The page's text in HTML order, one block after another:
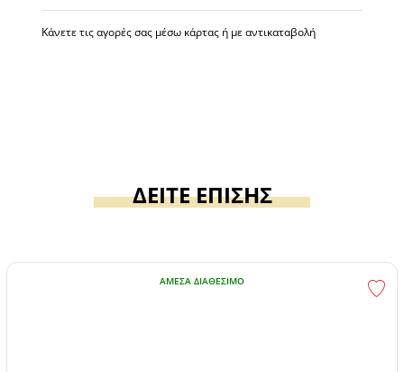
Κάνετε τις αγορές σας μέσω κάρτας ή με αντικαταβολή
ΔΕΙΤΕ ΕΠΙΣΗΣ
ΆΜΕΣΑ ΔΙΑΘΈΣΙΜΟ